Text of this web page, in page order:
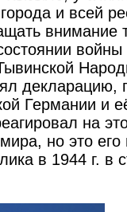
и всей
декларацию,
Германии и
на
но это
в 1944 г. в